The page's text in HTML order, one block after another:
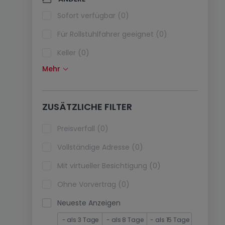
Klimaanlagen (0)
Glasfaser (0)
Sofort verfügbar (0)
Für Rollstuhlfahrer geeignet (0)
Keller (0)
Dachboden (0)
Fahrstuhl (0)
immobilienleibrente (0)
Ferienimmobilien (0)
Mehr
ZUSÄTZLICHE FILTER
Preisverfall (0)
Vollständige Adresse (0)
Mit virtueller Besichtigung (0)
Ohne Vorvertrag (0)
Neueste Anzeigen
- als 3 Tage - als 8 Tage - als 15 Tage